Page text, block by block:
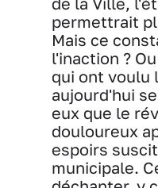
permettrait
Mais ce
l'inaction ?
qui ont voulu
aujourd'hui
eux que le
douloureux
espoirs
municipale.